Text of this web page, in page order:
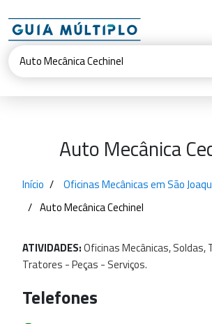
Auto Mecânica
Início
Oficinas Mecânicas em São
Auto Mecânica Cechinel
ATIVIDADES:OficinasMecânicas,Soldas,
Tratores -Peças - Serviços.
Telefones